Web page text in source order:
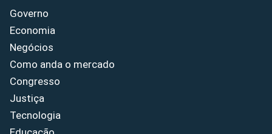
Governo
Economia
Negócios
Como anda o mercado
Congresso
Justiça
Tecnologia